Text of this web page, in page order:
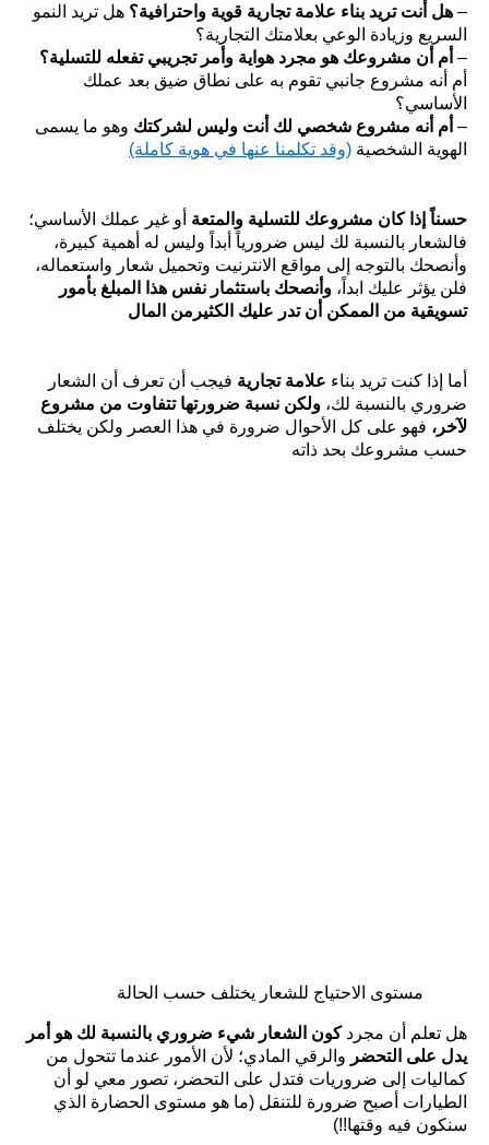
– هل أنت تريد بناء علامة تجارية قوية واحترافية؟ هل تريد النمو
السريع وزيادة الوعي بعلامتك التجارية؟
– أم أن مشروعك هو مجرد هواية وأمر تجريبي تفعله للتسلية؟
أم أنه مشروع جانبي تقوم به على نطاق ضيق بعد عملك
الأساسي؟
– أم أنه مشروع شخصي لك أنت وليس لشركتك وهو ما يسمى
الهوية الشخصية (وقد تكلمنا عنها في هوية كاملة)
حسناً إذا كان مشروعك للتسلية والمتعة أو غير عملك الأساسي؛
فالشعار بالنسبة لك ليس ضرورياً أبداً وليس له أهمية كبيرة،
وأنصحك بالتوجه إلى مواقع الانترنيت وتحميل شعار واستعماله،
فلن يؤثر عليك ابداً، وأنصحك باستثمار نفس هذا المبلغ بأمور
تسويقية من الممكن أن تدر عليك الكثيرمن المال
أما إذا كنت تريد بناء علامة تجارية فيجب أن تعرف أن الشعار
ضروري بالنسبة لك، ولكن نسبة ضرورتها تتفاوت من مشروع
لآخر، فهو على كل الأحوال ضرورة في هذا العصر ولكن يختلف
حسب مشروعك بحد ذاته
مستوى الاحتياج للشعار يختلف حسب الحالة
هل تعلم أن مجردكون الشعار شيء ضروري بالنسبة لك هو أمر
يدل على التحضر والرقي المادي؛ لأن الأمور عندما تتحول من
كماليات إلى ضروريات فتدل على التحضر، تصور معي لو أن
الطيارات أصبح ضرورة للتنقل (ما هو مستوى الحضارة الذي
سنكون فيه وقتها!!)